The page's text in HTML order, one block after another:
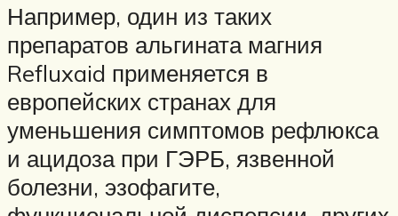
Например, один из таких
препаратов альгината магния
Refluxaid применяется в
европейских странах для
уменьшения симптомов рефлюкса
и ацидоза при ГЭРБ, язвенной
болезни, эзофагите,